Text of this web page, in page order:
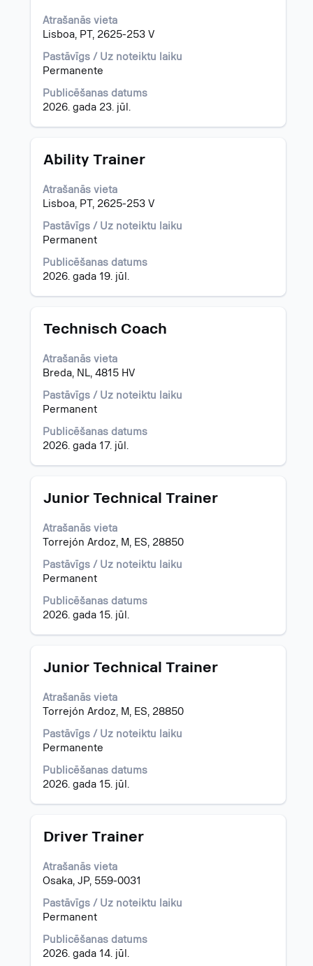
Atrašanās vieta
Lisboa, PT, 2625-253 V
Pastāvīgs / Uz noteiktu laiku
Permanente
Publicēšanas datums
2026. gada 23. jūl.
atstarpes
taustiņu,
skatītu
visu
par
darba
piedāvājumu.
Amats
Ability Trainer
Atrašanās vieta
Lisboa, PT, 2625-253 V
Pastāvīgs / Uz noteiktu laiku
Permanent
Publicēšanas datums
2026. gada 19. jūl.
Atlasiet,
nospiežot
atstarpes
taustiņu,
skatītu
visu
par
darba
piedāvājumu.
Amats
Technisch Coach
Atrašanās vieta
Breda, NL, 4815 HV
Pastāvīgs / Uz noteiktu laiku
Permanent
Publicēšanas datums
2026. gada 17. jūl.
Atlasiet,
atstarpes
taustiņu,
skatītu
visu
par
darba
piedāvājumu.
Amats
Junior Technical Trainer
Atrašanās vieta
Torrejón Ardoz, M, ES, 28850
Pastāvīgs / Uz noteiktu laiku
Permanent
Publicēšanas datums
2026. gada 15. jūl.
Atlasiet,
atstarpes
taustiņu,
skatītu
visu
par
darba
piedāvājumu.
Amats
Junior Technical Trainer
Atrašanās vieta
Torrejón Ardoz, M, ES, 28850
Pastāvīgs / Uz noteiktu laiku
Permanente
Publicēšanas datums
2026. gada 15. jūl.
Atlasiet,
atstarpes
taustiņu,
skatītu
visu
par
darba
piedāvājumu.
Amats
Driver Trainer
Atrašanās vieta
Osaka, JP, 559-0031
Pastāvīgs / Uz noteiktu laiku
Permanent
Publicēšanas datums
2026. gada 14. jūl.
Atlasiet,
atstarpes
taustiņu,
skatītu
visu
par
darba